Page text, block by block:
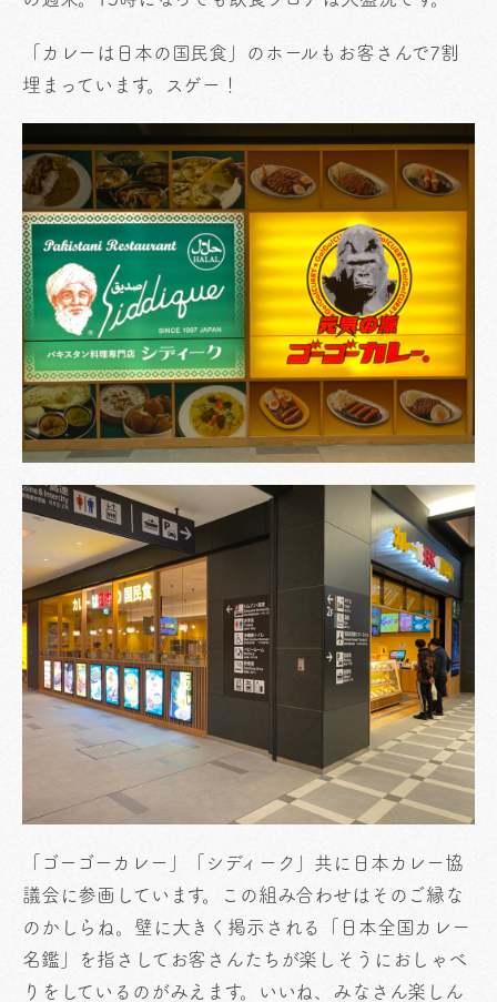
「カレーは日本の国民食」のホールもお客さんで7割
埋まっています。スゲー！
「ゴーゴーカレー」「シディーク」共に日本カレー協
議会に参画しています。この組み合わせはそのご縁な
のかしらね。壁に大きく掲示される「日本全国カレー
名鑑」を指さしてお客さんたちが楽しそうにおしゃべ
りをしているのがみえます。いいね、みなさん楽しん